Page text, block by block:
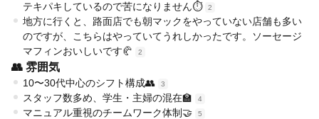
テキパキしているので苦になりません⏱️
2
地方に行くと、路面店でも朝マックをやっていない店舗も多い
のですが、こちらはやっていてうれしかったです。ソーセージ
マフィンおいしいです🥐
2
👥 雰囲気
10〜30代中心のシフト構成👥 3
スタッフ数多め、学生・主婦の混在🏫 4
マニュアル重視のチームワーク体制🤝 5